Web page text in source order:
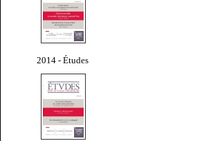
2014 - Études